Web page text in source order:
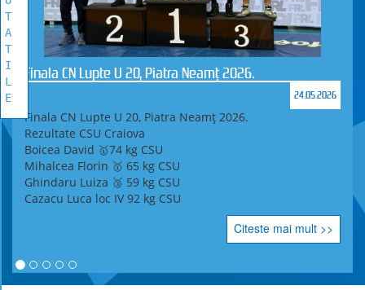
Finala CN Lupte U 20, Piatra Neamț 2026.
24.05.2026
Finala CN Lupte U 20, Piatra Neamț 2026.
Rezultate CSU Craiova
Boicea David 🥇74 kg CSU
Mihalcea Florin 🥇 65 kg CSU
Ghindaru Luiza 🥉 59 kg CSU
Cazacu Luca loc IV 92 kg CSU
Citeste mai mult >>
T
A
T
I
L
E